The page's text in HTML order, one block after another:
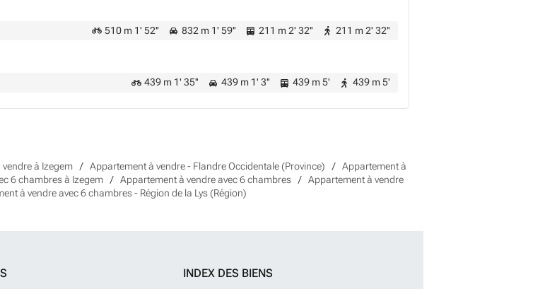
510 m 1' 52'' 832 m 1' 59'' 211 m 2' 32'' 211 m 2' 32''
439 m 1' 35'' 439 m 1' 3'' 439 m 5' 439 m 5'
à Izegem Appartement à vendre - Flandre Occidentale (Province)
Appartement à
6 chambres à Izegem Appartement à vendre avec 6 chambres
Appartement à vendre
à vendre avec 6 chambres - Région de la Lys (Région)
INDEX DES BIENS